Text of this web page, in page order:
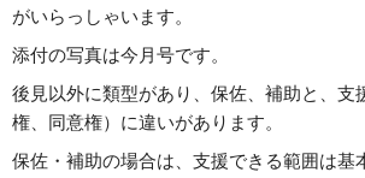
がいらっしゃいます。
添付の写真は今月号です。
後見以外に類型があり、保佐、補助と、支
権、同意権）に違いがあります。
保佐・補助の場合は、支援できる範囲は基